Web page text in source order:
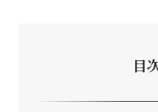
SEEDS CAMPANY. All Rights
目